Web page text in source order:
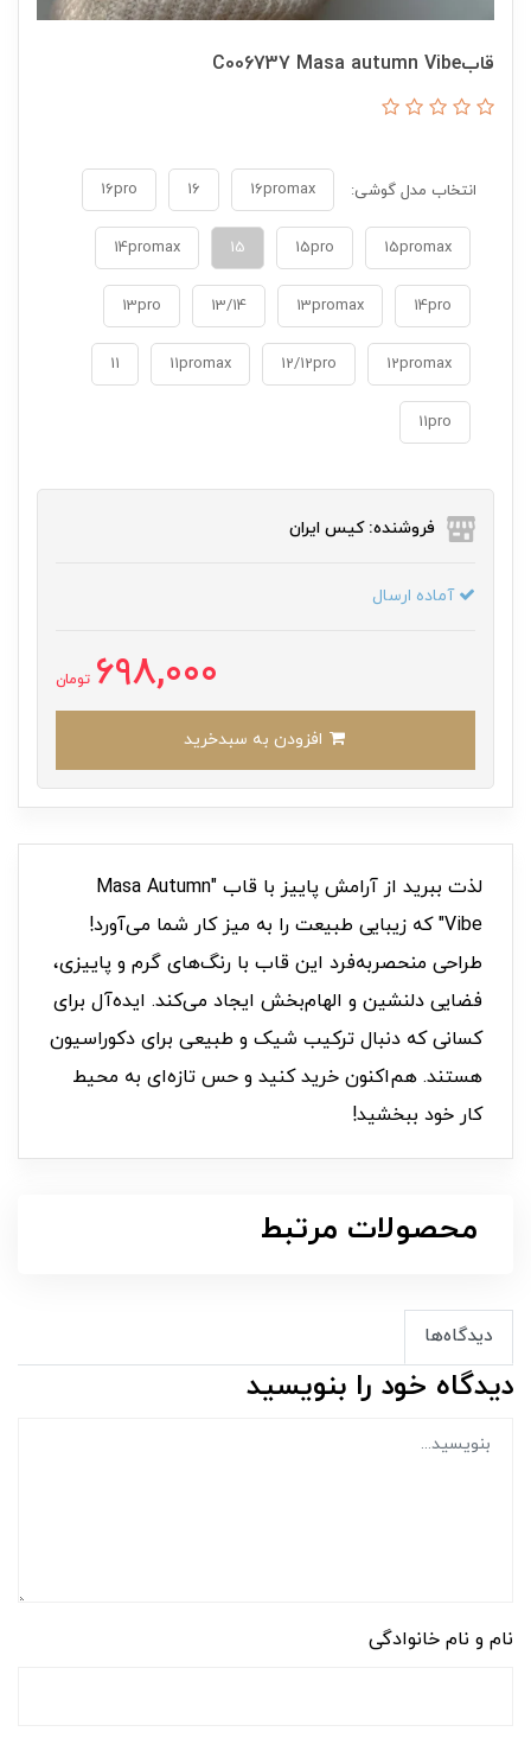
قابC006737 Masa autumn Vibe
انتخاب مدل گوشی: 16promax
16
16pro
15promax
15pro
15
14promax
14pro
13promax
13/14
13pro
12promax
12/12pro
11promax
11
11pro
فروشنده: کیس ایران
آماده ارسال
698,000 تومان
لذت ببرید از آرامش پاییز با قاب "Masa Autumn
Vibe" که زیبایی طبیعت را به میز کار شما می‌آورد!
طراحی منحصربه‌فرد این قاب با رنگ‌های گرم و پاییزی،
فضایی دلنشین و الهام‌بخش ایجاد می‌کند. ایده‌آل برای
کسانی که دنبال ترکیب شیک و طبیعی برای دکوراسیون
هستند. هم‌اکنون خرید کنید و حس تازه‌ای به محیط
کار خود ببخشید!
محصولات مرتبط
دیدگاه‌ها
دیدگاه خود را بنویسید
نام و نام خانوادگی